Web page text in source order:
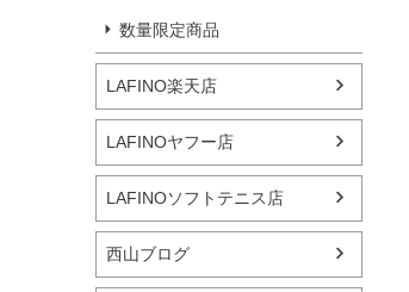
数量限定商品
LAFINO楽天店
LAFINOヤフー店
LAFINOソフトテニス店
西山ブログ